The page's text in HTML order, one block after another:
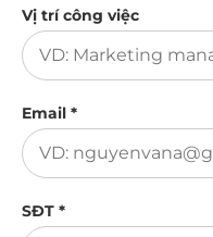
Vị trí công việc
Email *
SĐT *